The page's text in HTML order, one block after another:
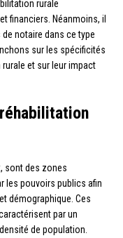
rurale
financiers. Néanmoins, il
notaire dans ce type
sur les spécificités
et sur leur impact
réhabilitation
sont des zones
les pouvoirs publics afin
démographique. Ces
par un
de population.